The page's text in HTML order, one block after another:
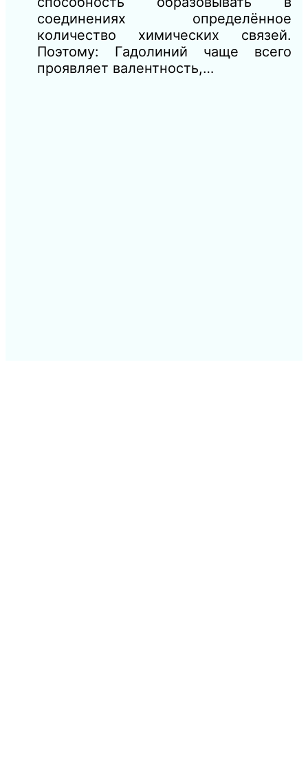
соединениях определённое
количество химических связей.
Поэтому: Гадолиний чаще всего
проявляет валентность,…